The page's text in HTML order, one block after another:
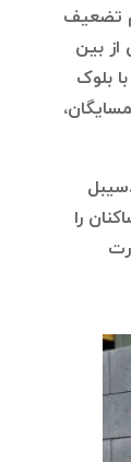
تضعیف
بین
بلوک
جدید، دیوارهای ساخته‌شده از هبلکس می‌توانند تا حدود ۴۵ الی ۵۵ دسیبل
را